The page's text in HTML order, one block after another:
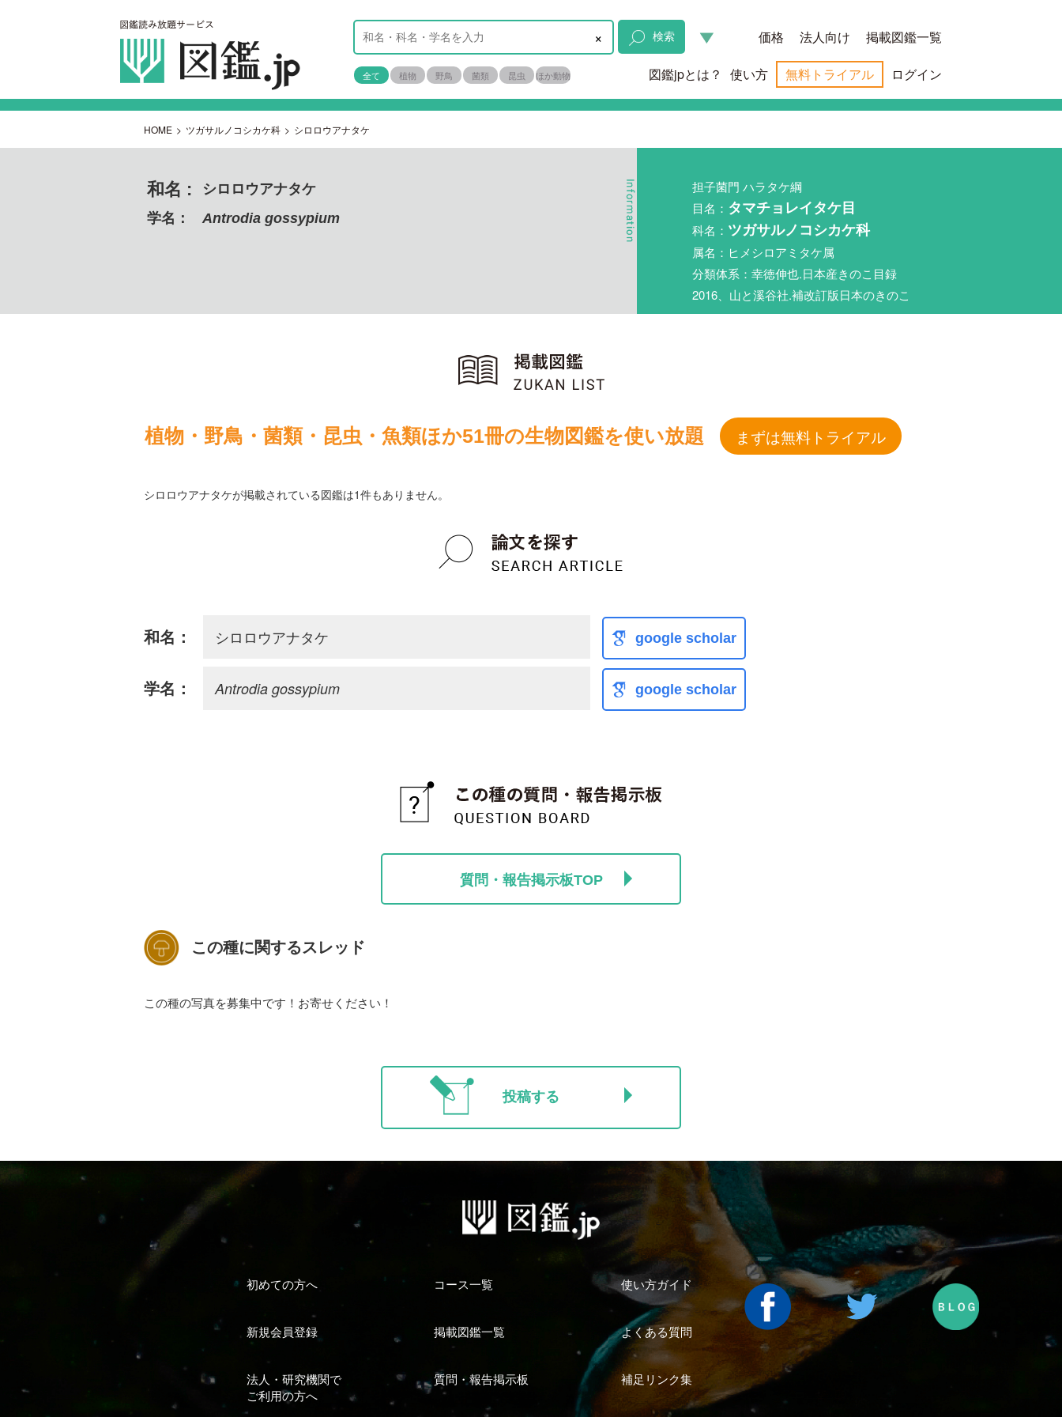
× 検索
全て 植物 野鳥 菌類 昆虫 ほか動物
価格 法人向け 掲載図鑑一覧
図鑑jpとは？ 使い方 無料トライアル ログイン
HOME > ツガサルノコシカケ科 > シロロウアナタケ
和名 :
シロロウアナタケ
学名：
Antrodia gossypium
担子菌門 ハラタケ綱
目名： タマチョレイタケ目
科名： ツガサルノコシカケ科
属名：ヒメシロアミタケ属
分類体系：幸徳伸也.日本産きのこ目録
2016、山と溪谷社.補改訂版日本のきのこ
植物・野鳥・菌類・昆虫・魚類ほか51冊の生物図鑑を使い放題 まずは無料トライアル
シロロウアナタケが掲載されている図鑑は1件もありません。
和名： シロロウアナタケ google scholar
学名： Antrodia gossypium google scholar
質問・報告掲示板TOP
この種に関するスレッド
この種の写真を募集中です！お寄せください！
投稿する
初めての方へ コース一覧 使い方ガイド
新規会員登録 掲載図鑑一覧 よくある質問
法人・研究機関で
ご利用の方へ
質問・報告掲示板 補足リンク集